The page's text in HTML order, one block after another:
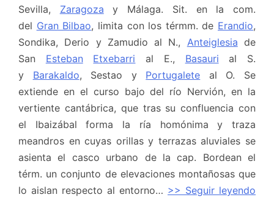
Sevilla, Zaragoza y Málaga. Sit. en la com.
del Gran Bilbao, limita con los térmm. de Erandio,
Sondika, Derio y Zamudio al N., Anteiglesia de
San Esteban Etxebarri al E., Basauri al S.
y Barakaldo, Sestao y Portugalete al O. Se
extiende en el curso bajo del río Nervión, en la
vertiente cantábrica, que tras su confluencia con
el Ibaizábal forma la ría homónima y traza
meandros en cuyas orillas y terrazas aluviales se
asienta el casco urbano de la cap. Bordean el
térm. un conjunto de elevaciones montañosas que
lo aislan respecto al entorno… >> Seguir leyendo